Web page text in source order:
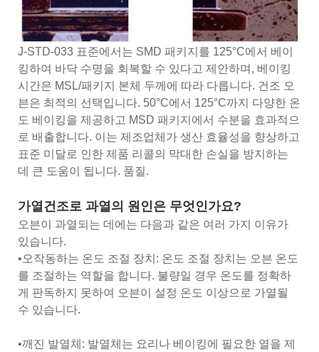
J-STD-033 표준에서는 SMD 패키지를 125°C에서 베이
킹하여 바닥 수명을 회복할 수 있다고 제안하며, 베이킹
시간은 MSL/패키지 본체 두께에 따라 다릅니다. 건조 오
븐은 최적의 선택입니다. 50°C에서 125°C까지 다양한 온
도 베이킹을 제공하고 MSD 패키지에서 수분을 효과적으
로 배출합니다. 이는 제조업체가 생산 효율성을 향상하고
표준 미달로 인한 제품 리콜의 막대한 손실을 방지하는
데 큰 도움이 됩니다. 품질.
가열건조로 과열의 원인은 무엇인가요?
오븐이 과열되는 데에는 다음과 같은 여러 가지 이유가
있습니다.
•오작동하는 온도 조절 장치: 온도 조절 장치는 오븐 온도
를 조절하는 역할을 합니다. 불량일 경우 온도를 정확하
게 판독하지 못하여 오븐이 설정 온도 이상으로 가열될
수 있습니다.
•깨진 발열체: 발열체는 요리나 베이킹에 필요한 열을 제